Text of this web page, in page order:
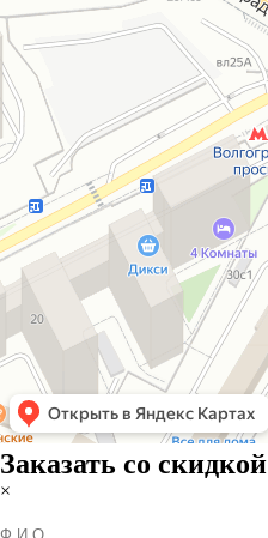
Заказать со скидкой
×